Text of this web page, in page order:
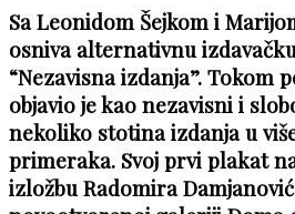
Sa Leonidom Šejkom i
osniva alternativnu
“Nezavisna izdanja”. Tokom
objavio je kao nezavisni i
nekoliko stotina izdanja u
primeraka. Svoj prvi plakat
izložbu Radomira